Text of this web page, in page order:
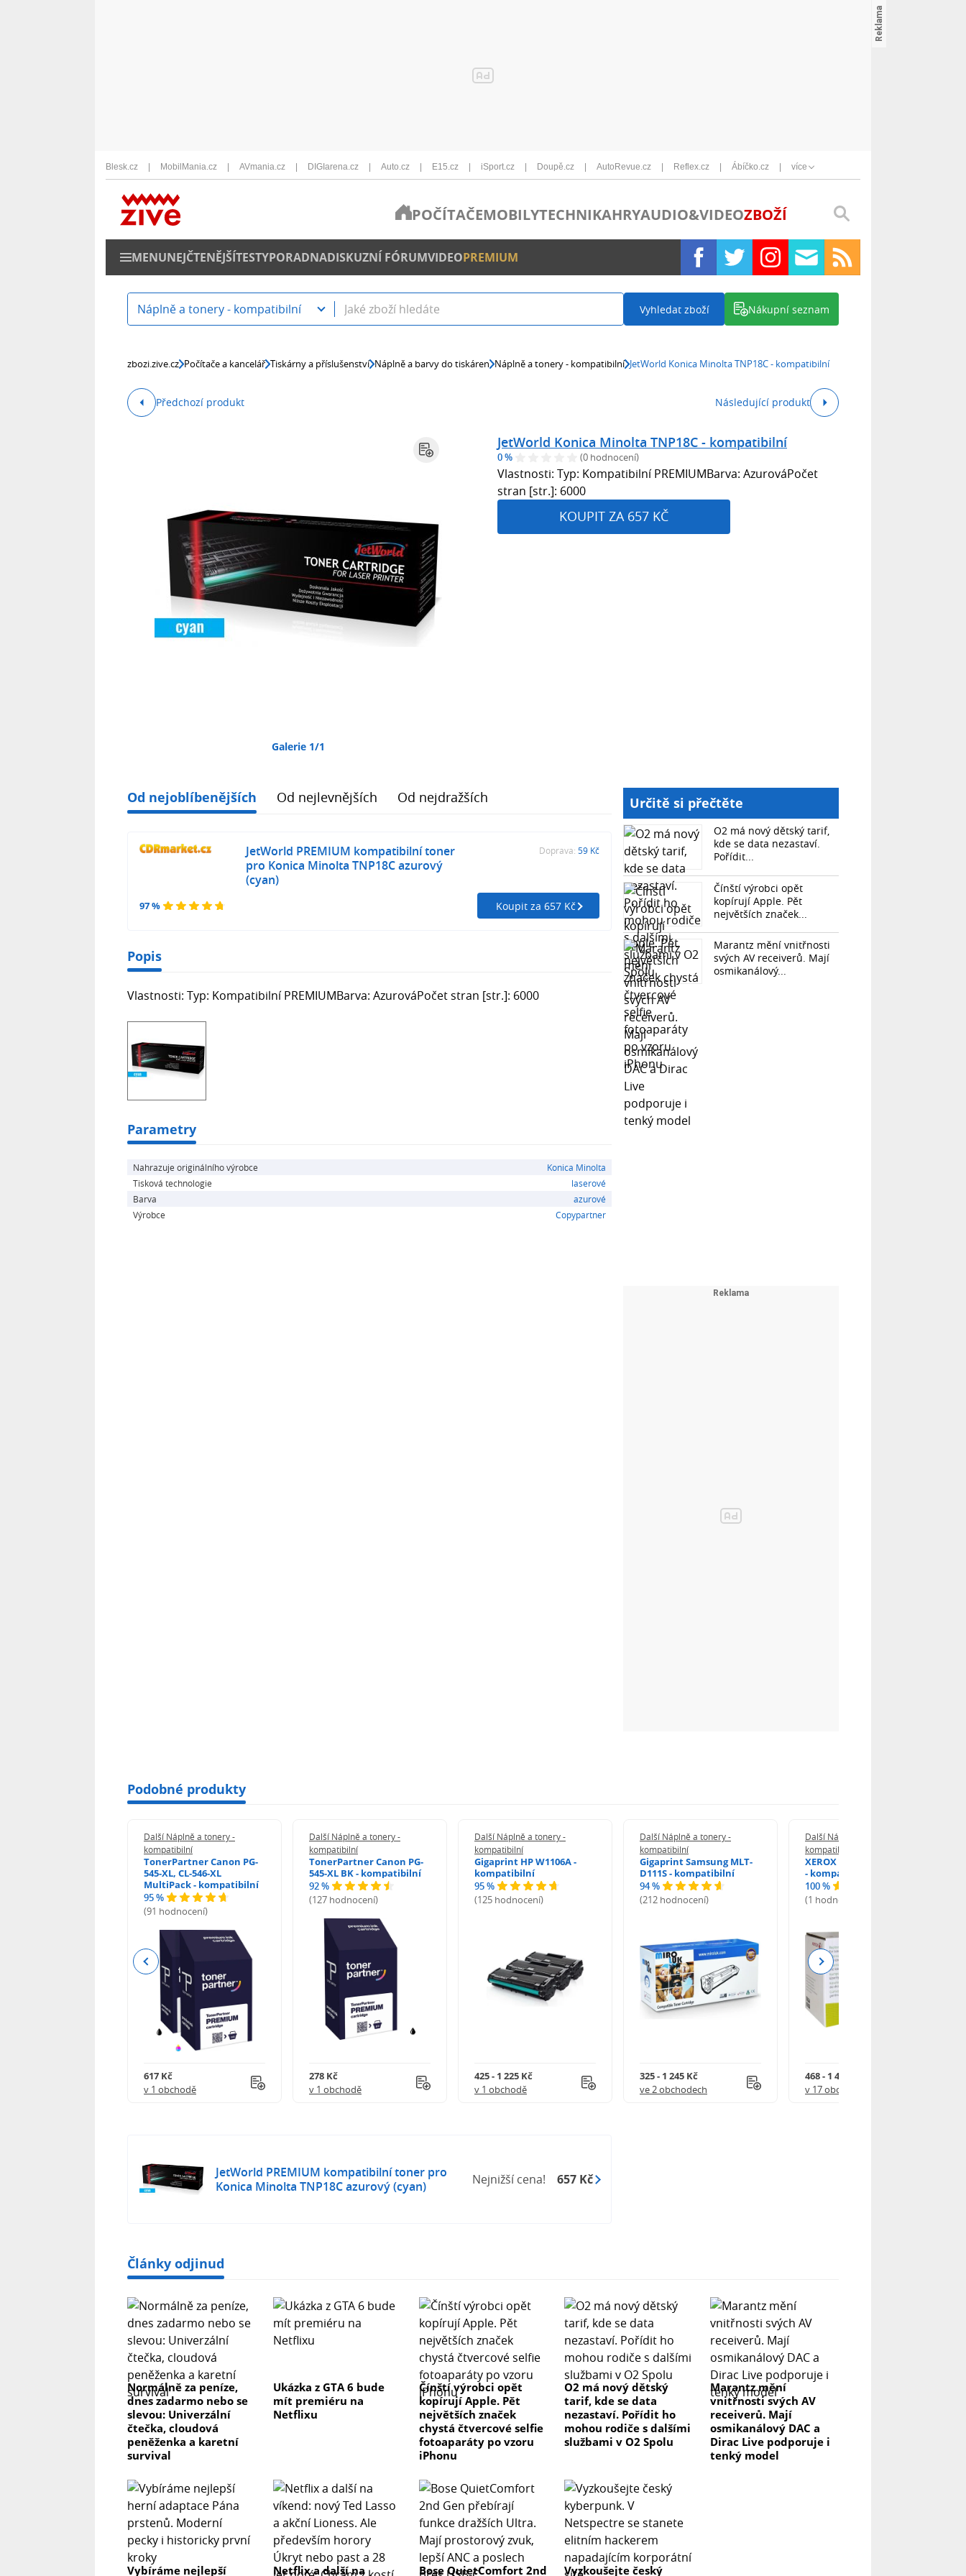
Blesk.cz MobilMania.cz AVmania.cz DIGIarena.cz Auto.cz E15.cz iSport.cz Doupě.cz AutoRevue.cz Reflex.cz Ábíčko.cz více
POČÍTAČEMOBILYTECHNIKAHRYAUDIO&VIDEOZBOŽÍ
MENUNEJČTENĚJŠÍTESTYPORADNADISKUZNÍ FÓRUMVIDEOPREMIUM
Náplně a tonery - kompatibilní Vyhledat zboží Nákupní seznam
zbozi.zive.cz Počítače a kancelář Tiskárny a příslušenství Náplně a barvy do tiskáren Náplně a tonery - kompatibilní JetWorld Konica Minolta TNP18C - kompatibilní
Předchozí produkt Následující produkt
Galerie 1/1
JetWorld Konica Minolta TNP18C - kompatibilní
0 % (0 hodnocení)
Vlastnosti: Typ: Kompatibilní PREMIUMBarva: AzurováPočet
stran [str.]: 6000
KOUPIT ZA 657 KČ
Od nejoblíbenějších Od nejlevnějších Od nejdražších
97 %
JetWorld PREMIUM kompatibilní toner
pro Konica Minolta TNP18C azurový
(cyan)
Doprava: 59 Kč
Koupit za 657 Kč
Popis
Vlastnosti: Typ: Kompatibilní PREMIUMBarva: AzurováPočet stran [str.]: 6000
Parametry
Nahrazuje originálního výrobce
Konica Minolta
Tisková technologie
laserové
Barva
azurové
Výrobce
Copypartner
Určitě si přečtěte
O2 má nový dětský tarif,
kde se data nezastaví.
Pořídit...
Čínští výrobci opět
kopírují Apple. Pět
největších značek...
Marantz mění vnitřnosti
svých AV receiverů. Mají
osmikanálový...
Podobné produkty
Další Náplně a tonery -
kompatibilní
TonerPartner Canon PG-
545-XL, CL-546-XL
MultiPack - kompatibilní
95 %
(91 hodnocení)
617 Kč
v 1 obchodě
Další Náplně a tonery -
kompatibilní
TonerPartner Canon PG-
545-XL BK - kompatibilní
92 %
(127 hodnocení)
278 Kč
v 1 obchodě
Další Náplně a tonery -
kompatibilní
Gigaprint HP W1106A -
kompatibilní
95 %
(125 hodnocení)
425 - 1 225 Kč
v 1 obchodě
Další Náplně a tonery -
kompatibilní
Gigaprint Samsung MLT-
D111S - kompatibilní
94 %
(212 hodnocení)
325 - 1 245 Kč
ve 2 obchodech
Další Náplně a tonery -
kompatibilní
XEROX Brother TN-2590XL
- kompatibilní
100 %
(1 hodnocení)
468 - 1 499 Kč
v 17 obchodech
Previous Next
JetWorld PREMIUM kompatibilní toner pro
Konica Minolta TNP18C azurový (cyan)
Nejnižší cena! 657 Kč
Články odjinud
Normálně za peníze,
dnes zadarmo nebo se
slevou: Univerzální
čtečka, cloudová
peněženka a karetní
survival
Ukázka z GTA 6 bude
mít premiéru na
Netflixu
Čínští výrobci opět
kopírují Apple. Pět
největších značek
chystá čtvercové selfie
fotoaparáty po vzoru
iPhonu
O2 má nový dětský
tarif, kde se data
nezastaví. Pořídit ho
mohou rodiče s dalšími
službami v O2 Spolu
Marantz mění
vnitřnosti svých AV
receiverů. Mají
osmikanálový DAC a
Dirac Live podporuje i
tenký model
Vybíráme nejlepší Netflix a další na Bose QuietComfort 2nd Vyzkoušejte český